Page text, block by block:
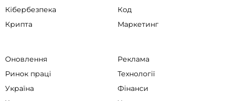
Кібербезпека
Код
Крипта
Маркетинг
Оновлення
Реклама
Ринок праці
Технології
Україна
Фінанси